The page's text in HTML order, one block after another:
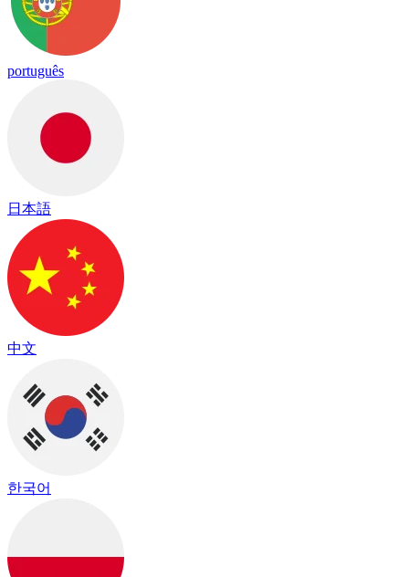
português
日本語
中文
한국어